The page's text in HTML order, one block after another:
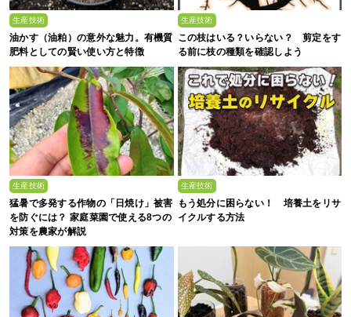
生産技術
油かす（油粕）の意外な魅力。有機質
肥料としての賢い使い方と特徴
生産技術
この枝はいる？いらない？ 剪定をす
る前に枝の種類を確認しよう
生産技術
猛暑で多発する作物の「日焼け」被害
を防ぐには？ 家庭菜園で使える8つの
対策を農家が解説
生産技術
もう処分に困らない！ 培養土をリサ
イクルする方法